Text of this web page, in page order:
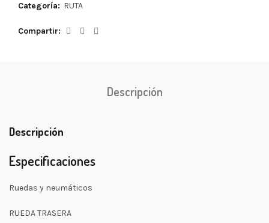
Categoría: RUTA
Compartir
Descripción
Descripción
Especificaciones
Ruedas y neumáticos
RUEDA TRASERA